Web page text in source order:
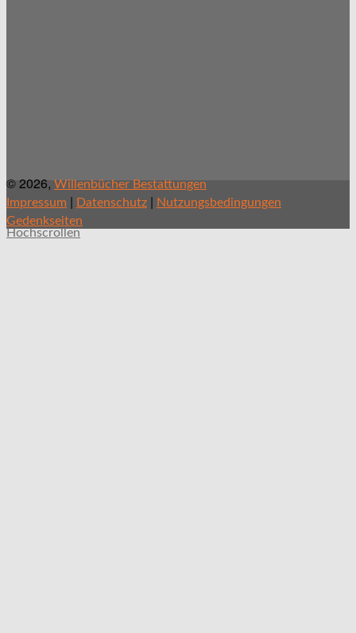
© 2026, Willenbücher Bestattungen
Impressum | Datenschutz | Nutzungsbedingungen
Gedenkseiten
Hochscrollen